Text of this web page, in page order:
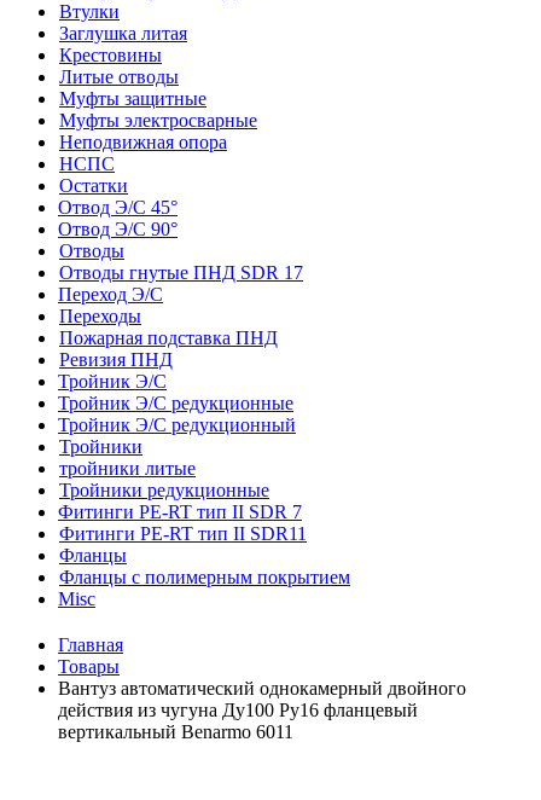
Втулки
Заглушка литая
Крестовины
Литые отводы
Муфты защитные
Муфты электросварные
Неподвижная опора
НСПС
Остатки
Отвод Э/С 45°
Отвод Э/С 90°
Отводы
Отводы гнутые ПНД SDR 17
Переход Э/С
Переходы
Пожарная подставка ПНД
Ревизия ПНД
Тройник Э/С
Тройник Э/С редукционные
Тройник Э/С редукционный
Тройники
тройники литые
Тройники редукционные
Фитинги PE-RT тип II SDR 7
Фитинги PE-RT тип II SDR11
Фланцы
Фланцы с полимерным покрытием
Misc
Главная
Товары
Вантуз автоматический однокамерный двойного
действия из чугуна Ду100 Ру16 фланцевый
вертикальный Benarmo 6011